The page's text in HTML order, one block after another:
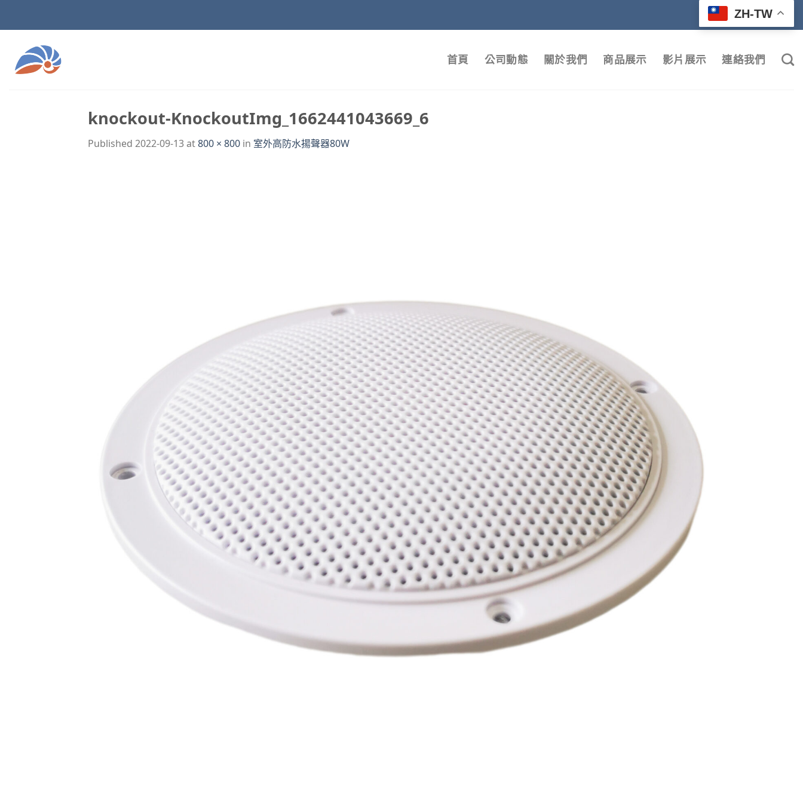
ZH-TW
首頁 公司動態 關於我們 商品展示 影片展示 連絡我們
knockout-KnockoutImg_1662441043669_6
Published 2022-09-13at800 × 800 in 室外高防水揚聲器80W